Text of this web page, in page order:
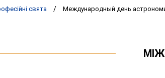
свята / Международный день